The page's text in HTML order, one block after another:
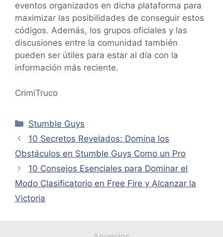
eventos organizados en dicha plataforma para
maximizar las posibilidades de conseguir estos
códigos. Además, los grupos oficiales y las
discusiones entre la comunidad también
pueden ser útiles para estar al día con la
información más reciente.
CrimiTruco
Categorías
Stumble Guys
10 Secretos Revelados: Domina los
Obstáculos en Stumble Guys Como un Pro
10 Consejos Esenciales para Dominar el
Modo Clasificatorio en Free Fire y Alcanzar la
Victoria